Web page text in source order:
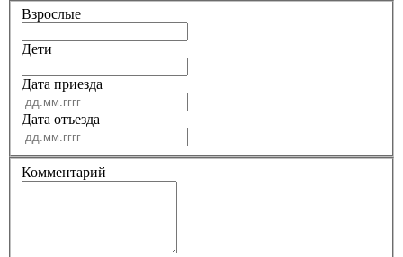
Взрослые
Дети
Дата приезда
Дата отъезда
Комментарий